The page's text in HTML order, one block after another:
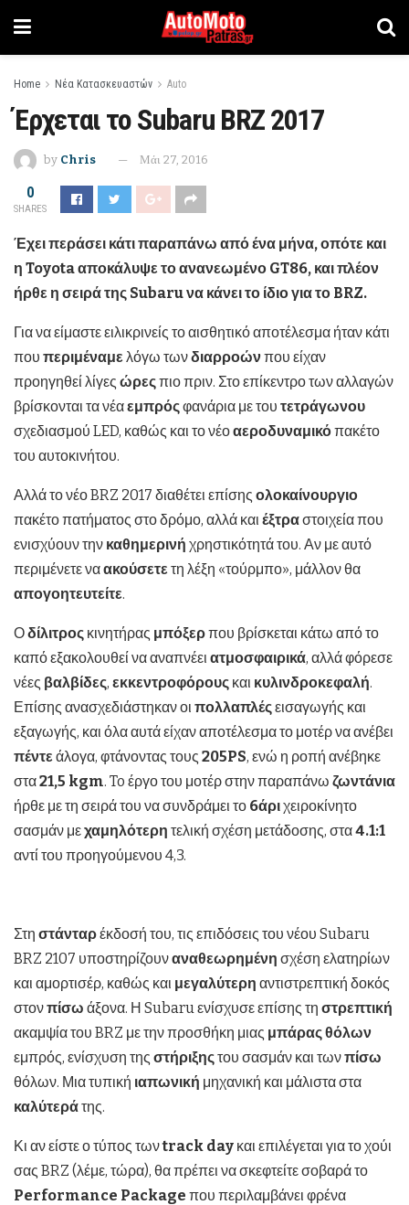
Home Νέα Κατασκευαστών Auto
Έρχεται το Subaru BRZ 2017
by Chris Μάι 27, 2016
0
SHARES
Έχει περάσει κάτι παραπάνω από ένα μήνα, οπότε και
η Toyotaαποκάλυψε το ανανεωμένο GT86, και πλέον
ήρθε η σειρά της Subaruνα κάνει το ίδιο για το BRZ.
Για να είμαστε ειλικρινείς το αισθητικό αποτέλεσμα ήταν κάτι
που περιμέναμελόγω τωνδιαρροώνπου είχαν
προηγηθεί λίγες ώρεςπιο πριν. Στο επίκεντρο των αλλαγών
βρίσκονται τα νέαεμπρόςφανάρια με του τετράγωνου
σχεδιασμού LED, καθώς και το νέοαεροδυναμικόπακέτο
του αυτοκινήτου.
Αλλά το νέο BRZ 2017 διαθέτει επίσης ολοκαίνουργιο
πακέτο πατήματος στο δρόμο, αλλά και έξτραστοιχεία που
ενισχύουν την καθημερινή χρηστικότητά του. Αν με αυτό
περιμένετε ναακούσετετη λέξη «τούρμπο», μάλλον θα
απογοητευτείτε.
Οδίλιτρος κινητήρας μπόξερπου βρίσκεται κάτω από το
καπό εξακολουθεί να αναπνέει ατμοσφαιρικά, αλλά φόρεσε
νέες βαλβίδες, εκκεντροφόρους και κυλινδροκεφαλή.
Επίσης ανασχεδιάστηκαν οι πολλαπλέςεισαγωγής και
εξαγωγής, και όλα αυτά είχαν αποτέλεσμα το μοτέρ να ανέβει
πέντεάλογα, φτάνοντας τους 205PS, ενώ η ροπή ανέβηκε
στα21,5 kgm. To έργο του μοτέρ στην παραπάνω ζωντάνια
ήρθε με τη σειρά του να συνδράμει το 6άριχειροκίνητο
σασμάν μεχαμηλότερη τελική σχέση μετάδοσης, στα4.1:1
αντί του προηγούμενου 4,3.
Στη στάνταρέκδοσή του, τις επιδόσεις του νέου Subaru
BRZ 2107 υποστηρίζουναναθεωρημένη σχέση ελατηρίων
και αμορτισέρ, καθώς και μεγαλύτερη αντιστρεπτική δοκός
στονπίσω άξονα. Η Subaru ενίσχυσε επίσης τη στρεπτική
ακαμψία του BRZ με την προσθήκη μιας μπάρας θόλων
εμπρός, ενίσχυση της στήριξηςτου σασμάν και τωνπίσω
θόλων. Μια τυπική ιαπωνική μηχανική και μάλιστα στα
καλύτεράτης.
Κι αν είστε ο τύπος τωνtrack day και επιλέγεται για το χούι
σας BRZ (λέμε, τώρα), θα πρέπει να σκεφτείτε σοβαρά το
Performance Package που περιλαμβάνει φρένα